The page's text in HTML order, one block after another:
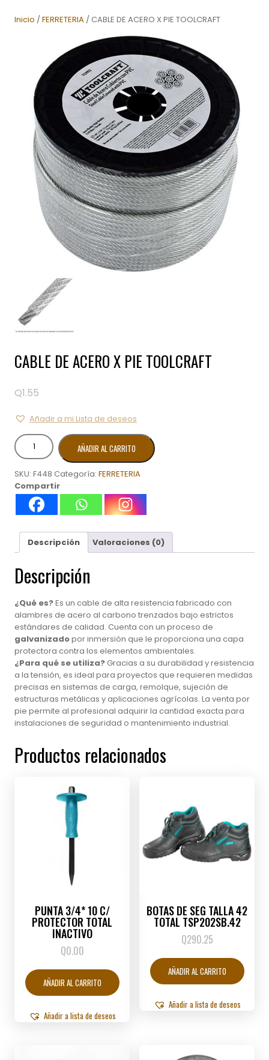
Inicio /FERRETERIA / CABLE DE ACERO X PIE TOOLCRAFT
CABLE DE ACERO X PIE TOOLCRAFT
Q1.55
Añadir a mi Lista de deseos
CABLE
DE
X
PIE
TOOLCRAFT
cantidad
AÑADIR AL CARRITO
SKU: F448 Categoría: FERRETERIA
Compartir
Descripción Valoraciones (0)
Descripción
¿Qué es?Es un cable de alta resistencia fabricado con
alambres de acero al carbono trenzados bajo estrictos
estándares de calidad. Cuenta con un proceso de
galvanizadopor inmersión que le proporciona una capa
protectora contra los elementos ambientales.
¿Para qué se utiliza? Gracias a su durabilidad y resistencia
a la tensión, es ideal para proyectos que requieren medidas
precisas en sistemas de carga, remolque, sujeción de
estructuras metálicas y aplicaciones agrícolas. La venta por
pie permite al profesional adquirir la cantidad exacta para
instalaciones de seguridad o mantenimiento industrial.
Productos relacionados
PUNTA 3/4* 10 C/
PROTECTOR TOTAL
INACTIVO
Q0.00
AÑADIR AL CARRITO
Añadir a lista de deseos
BOTAS DE SEG TALLA 42
TOTAL TSP202SB.42
Q290.25
AÑADIR AL CARRITO
Añadir a lista de deseos